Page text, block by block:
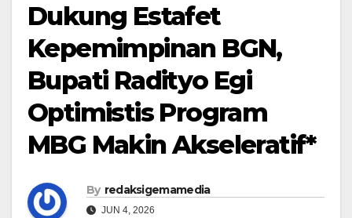
Dukung Estafet
Kepemimpinan BGN,
Bupati Radityo Egi
Optimistis Program
MBG Makin Akseleratif*
By redaksigemamedia
JUN 4, 2026